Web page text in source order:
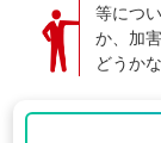
等につ
か、加
どうか